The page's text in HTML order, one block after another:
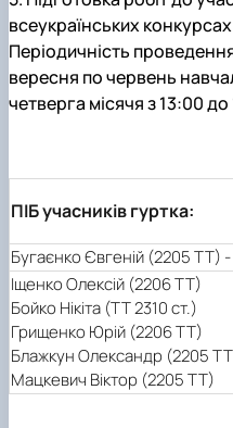
всеукраїнських
Періодичність
вересня по червень
четверга місячя з 13:00
ПІБ учасників гуртка:
Бугаєнко Євгеній (2205 ТТ) -
Іщенко Олексій (2206 ТТ)
Бойко Нікіта (ТТ 2310 ст.)
Грищенко Юрій (2206 ТТ)
Блажкун Олександр (2205
Мацкевич Віктор (2205 ТТ)